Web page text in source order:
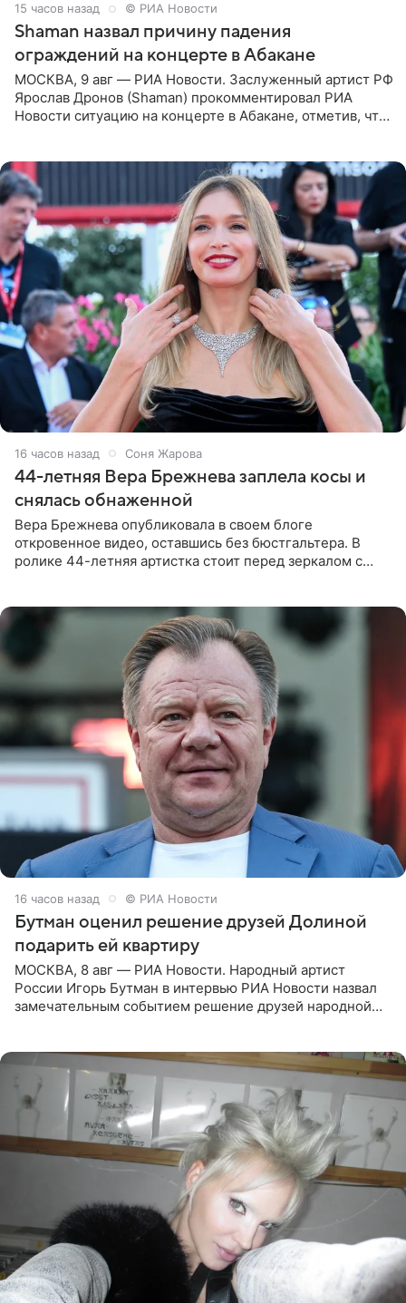
15 часов назад © РИА Новости
Shaman назвал причину падения
ограждений на концерте в Абакане
МОСКВА, 9 авг — РИА Новости. Заслуженный артист РФ
Ярослав Дронов (Shaman) прокомментировал РИА
Новости ситуацию на концерте в Абакане, отметив, что
16 часов назад Соня Жарова
44-летняя Вера Брежнева заплела косы и
снялась обнаженной
Вера Брежнева опубликовала в своем блоге
откровенное видео, оставшись без бюстгальтера. В
ролике 44-летняя артистка стоит перед зеркалом с
16 часов назад © РИА Новости
Бутман оценил решение друзей Долиной
подарить ей квартиру
МОСКВА, 8 авг — РИА Новости. Народный артист
России Игорь Бутман в интервью РИА Новости назвал
замечательным событием решение друзей народной